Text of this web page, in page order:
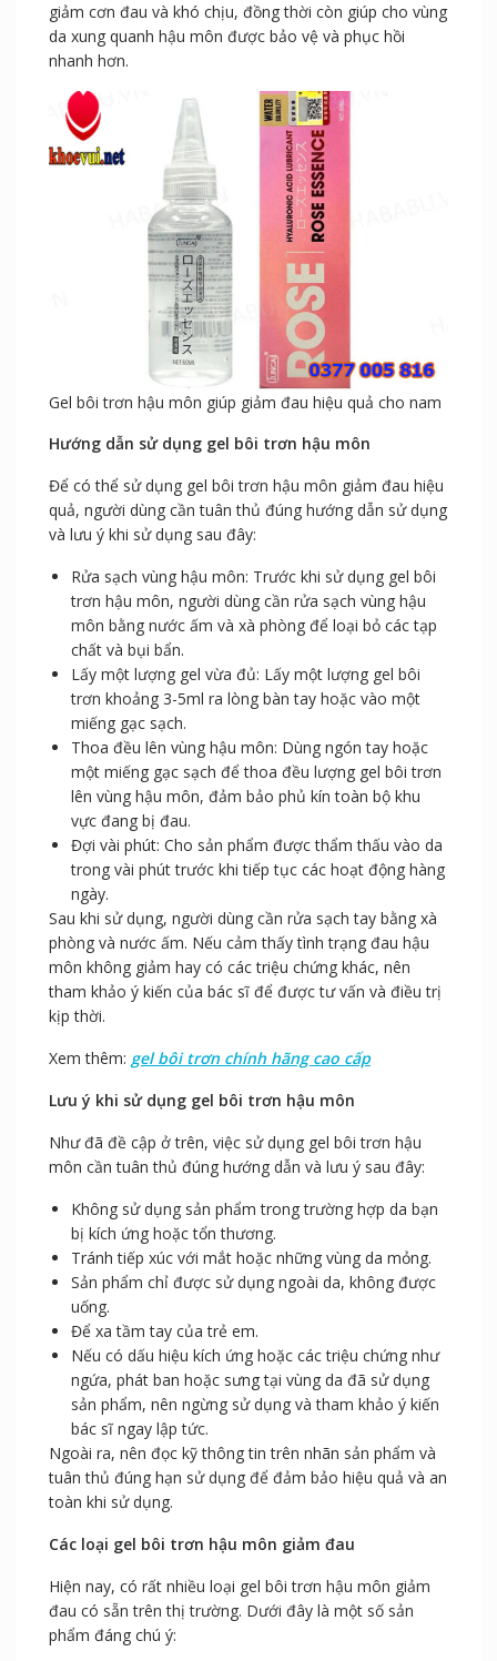
giảm cơn đau và khó chịu, đồng thời còn giúp cho vùng
da xung quanh hậu môn được bảo vệ và phục hồi
nhanh hơn.
Gel bôi trơn hậu môn giúp giảm đau hiệu quả cho nam
Hướng dẫn sử dụng gel bôi trơn hậu môn
Để có thể sử dụng gel bôi trơn hậu môn giảm đau hiệu
quả, người dùng cần tuân thủ đúng hướng dẫn sử dụng
và lưu ý khi sử dụng sau đây:
Rửa sạch vùng hậu môn: Trước khi sử dụng gel bôi
trơn hậu môn, người dùng cần rửa sạch vùng hậu
môn bằng nước ấm và xà phòng để loại bỏ các tạp
chất và bụi bẩn.
Lấy một lượng gel vừa đủ: Lấy một lượng gel bôi
trơn khoảng 3-5ml ra lòng bàn tay hoặc vào một
miếng gạc sạch.
Thoa đều lên vùng hậu môn: Dùng ngón tay hoặc
một miếng gạc sạch để thoa đều lượng gel bôi trơn
lên vùng hậu môn, đảm bảo phủ kín toàn bộ khu
vực đang bị đau.
Đợi vài phút: Cho sản phẩm được thẩm thấu vào da
trong vài phút trước khi tiếp tục các hoạt động hàng
ngày.
Sau khi sử dụng, người dùng cần rửa sạch tay bằng xà
phòng và nước ấm. Nếu cảm thấy tình trạng đau hậu
môn không giảm hay có các triệu chứng khác, nên
tham khảo ý kiến của bác sĩ để được tư vấn và điều trị
kịp thời.
Xem thêm: gel bôi trơn chính hãng cao cấp
Lưu ý khi sử dụng gel bôi trơn hậu môn
Như đã đề cập ở trên, việc sử dụng gel bôi trơn hậu
môn cần tuân thủ đúng hướng dẫn và lưu ý sau đây:
Không sử dụng sản phẩm trong trường hợp da bạn
bị kích ứng hoặc tổn thương.
Tránh tiếp xúc với mắt hoặc những vùng da mỏng.
Sản phẩm chỉ được sử dụng ngoài da, không được
uống.
Để xa tầm tay của trẻ em.
Nếu có dấu hiệu kích ứng hoặc các triệu chứng như
ngứa, phát ban hoặc sưng tại vùng da đã sử dụng
sản phẩm, nên ngừng sử dụng và tham khảo ý kiến
bác sĩ ngay lập tức.
Ngoài ra, nên đọc kỹ thông tin trên nhãn sản phẩm và
tuân thủ đúng hạn sử dụng để đảm bảo hiệu quả và an
toàn khi sử dụng.
Các loại gel bôi trơn hậu môn giảm đau
Hiện nay, có rất nhiều loại gel bôi trơn hậu môn giảm
đau có sẵn trên thị trường. Dưới đây là một số sản
phẩm đáng chú ý: